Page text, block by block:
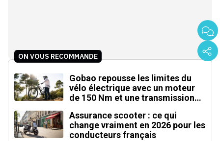
ON VOUS RECOMMANDE
Gobao repousse les limites du
vélo électrique avec un moteur
de 150 Nm et une transmission
Assurance scooter : ce qui
change vraiment en 2026 pour les
conducteurs français